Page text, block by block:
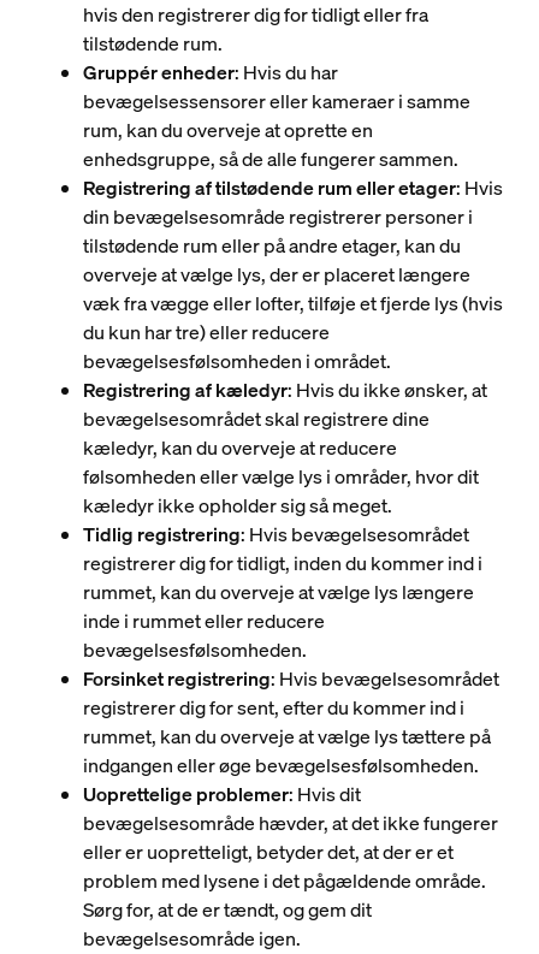
hvis den registrerer dig for tidligt eller fra
tilstødende rum.
Gruppér enheder: Hvis du har
bevægelsessensorer eller kameraer i samme
rum, kan du overveje at oprette en
enhedsgruppe, så de alle fungerer sammen.
Registrering af tilstødende rum eller etager: Hvis
din bevægelsesområde registrerer personer i
tilstødende rum eller på andre etager, kan du
overveje at vælge lys, der er placeret længere
væk fra vægge eller lofter, tilføje et fjerde lys (hvis
du kun har tre) eller reducere
bevægelsesfølsomheden i området.
Registrering af kæledyr: Hvis du ikke ønsker, at
bevægelsesområdet skal registrere dine
kæledyr, kan du overveje at reducere
følsomheden eller vælge lys i områder, hvor dit
kæledyr ikke opholder sig så meget.
Tidlig registrering: Hvis bevægelsesområdet
registrerer dig for tidligt, inden du kommer ind i
rummet, kan du overveje at vælge lys længere
inde i rummet eller reducere
bevægelsesfølsomheden.
Forsinket registrering: Hvis bevægelsesområdet
registrerer dig for sent, efter du kommer ind i
rummet, kan du overveje at vælge lys tættere på
indgangen eller øge bevægelsesfølsomheden.
Uoprettelige problemer: Hvis dit
bevægelsesområde hævder, at det ikke fungerer
eller er uopretteligt, betyder det, at der er et
problem med lysene i det pågældende område.
Sørg for, at de er tændt, og gem dit
bevægelsesområde igen.